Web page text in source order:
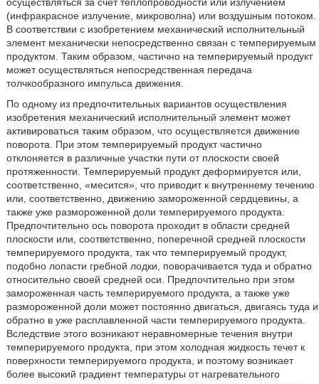
осуществляться за счет теплопроводности или излучением
(инфракрасное излучение, микроволна) или воздушным потоком.
В соответствии с изобретением механический исполнительный
элемент механически непосредственно связан с темперируемым
продуктом. Таким образом, частично на темперируемый продукт
может осуществляться непосредственная передача
толчкообразного импульса движения.
По одному из предпочтительных вариантов осуществления
изобретения механический исполнительный элемент может
активироваться таким образом, что осуществляется движение
поворота. При этом темперируемый продукт частично
отклоняется в различные участки пути от плоскости своей
протяженности. Темперируемый продукт деформируется или,
соответственно, «месится», что приводит к внутреннему течению
или, соответственно, движению замороженной сердцевины, а
также уже размороженной доли темперируемого продукта.
Предпочтительно ось поворота проходит в области средней
плоскости или, соответственно, поперечной средней плоскости
темперируемого продукта, так что темперируемый продукт,
подобно лопасти гребной лодки, поворачивается туда и обратно
относительно своей средней оси. Предпочтительно при этом
замороженная часть темперируемого продукта, а также уже
размороженной доли может постоянно двигаться, двигаясь туда и
обратно в уже расплавленной части темперируемого продукта.
Вследствие этого возникают неравномерные течения внутри
темперируемого продукта, при этом холодная жидкость течет к
поверхности темперируемого продукта, и поэтому возникает
более высокий градиент температуры от нагревательного